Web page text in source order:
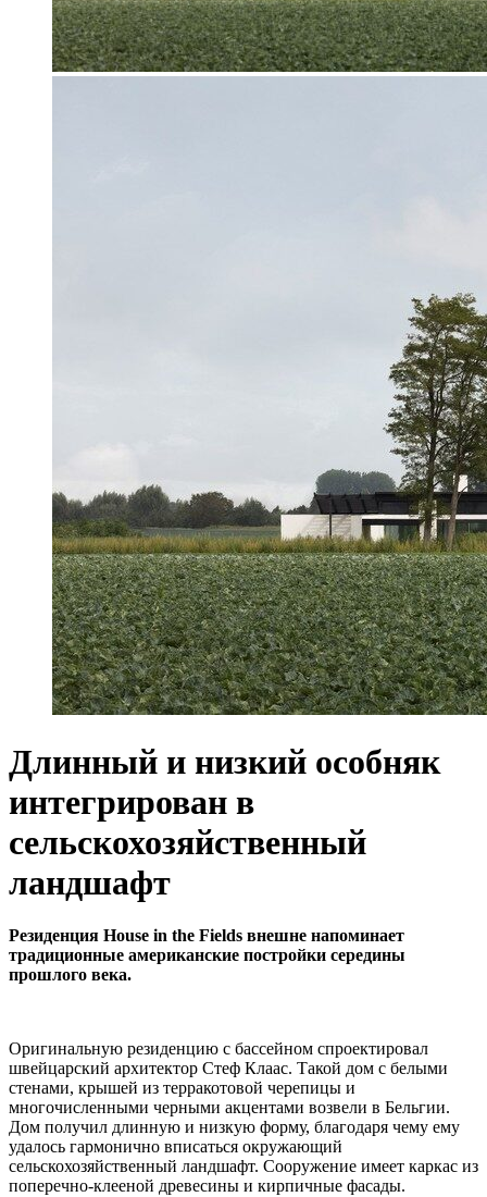
Длинный и низкий особняк
интегрирован в
сельскохозяйственный
ландшафт
Резиденция House in the Fields внешне напоминает
традиционные американские постройки середины
прошлого века.
Оригинальную резиденцию с бассейном спроектировал
швейцарский архитектор Стеф Клаас. Такой дом с белыми
стенами, крышей из терракотовой черепицы и
многочисленными черными акцентами возвели в Бельгии.
Дом получил длинную и низкую форму, благодаря чему ему
удалось гармонично вписаться окружающий
сельскохозяйственный ландшафт. Сооружение имеет каркас из
поперечно-клееной древесины и кирпичные фасады.